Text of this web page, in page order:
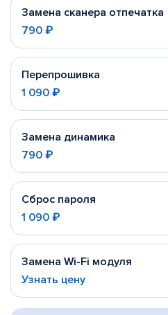
Замена сканера отпечатка
790 ₽
Перепрошивка
1 090 ₽
Замена динамика
790 ₽
Сброс пароля
1 090 ₽
Замена Wi-Fi модуля
Узнать цену